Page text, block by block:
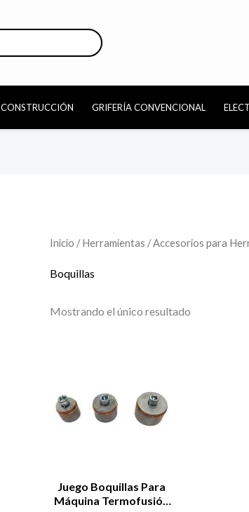
CONSTRUCCIÓN GRIFERÍA CONVENCIONAL
Inicio /Herramientas /Accesorios para
Boquillas
Mostrando el único resultado
Juego Boquillas Para
Máquina Termofusión